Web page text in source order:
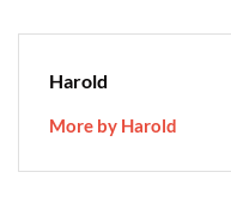
Harold
More by Harold